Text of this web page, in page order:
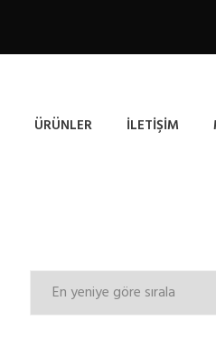
ÜRÜNLER İLETIŞIM